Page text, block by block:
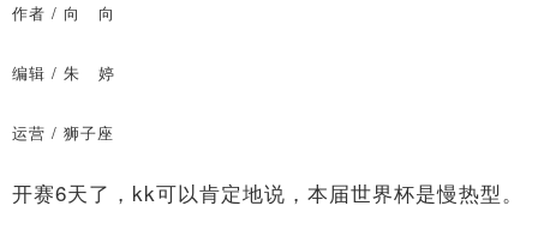
作者 / 向 向
编辑 / 朱 婷
运营 / 狮子座
开赛6天了，kk可以肯定地说，本届世界杯是慢热型。